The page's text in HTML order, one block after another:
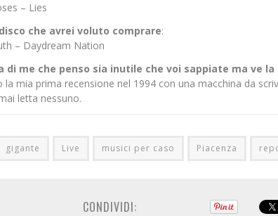
– Lies
che avrei voluto comprare:
– Daydream Nation
di me che penso sia inutile che voi sappiate ma ve
la mia prima recensione nel 1994 con una macchina da
letta nessuno.
gigante Live musici per caso Piacenza
CONDIVIDI: